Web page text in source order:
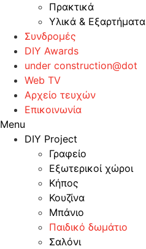
Πρακτικά
Υλικά & Εξαρτήματα
Συνδρομές
DIY Awards
under construction@dot
Web TV
Αρχείο τευχών
Επικοινωνία
Menu
DIY Project
Γραφείο
Εξωτερικοί χώροι
Κήπος
Κουζίνα
Μπάνιο
Παιδικό δωμάτιο
Σαλόνι